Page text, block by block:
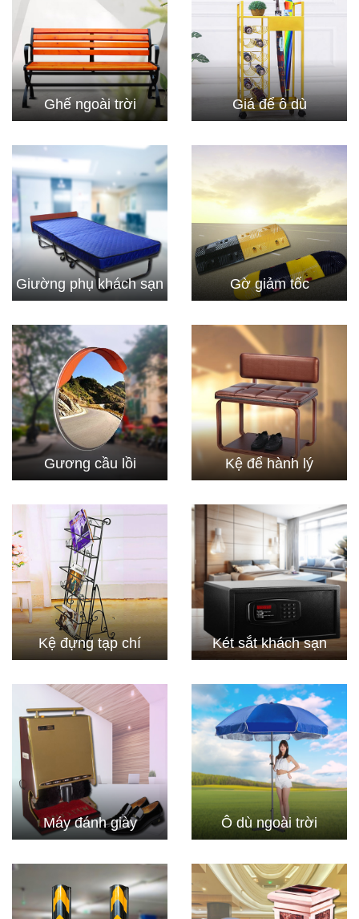
Ghế ngoài trời Giá để ô dù
Giường phụ khách sạn Gờ giảm tốc
Gương cầu lồi Kệ để hành lý
Kệ đựng tạp chí Két sắt khách sạn
Máy đánh giày Ô dù ngoài trời